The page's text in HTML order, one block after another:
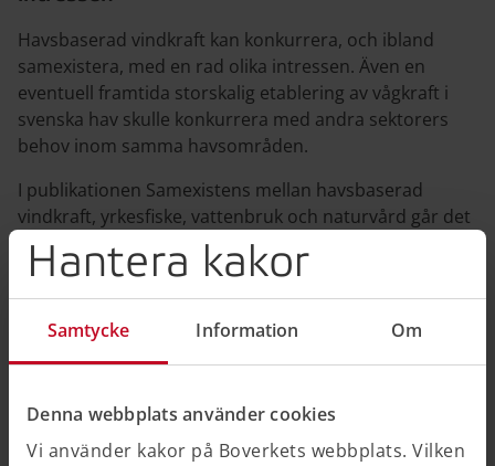
Hantera kakor
Samtycke Information Om
Denna webbplats använder cookies
Vi använder kakor på Boverkets webbplats. Vilken
Havsbaserad vindkraft kan konkurrera, och ibland
samexistera, med en rad olika intressen. Även en
eventuell framtida storskalig etablering av vågkraft i
svenska hav skulle konkurrera med andra sektorers
behov inom samma havsområden.
I publikationen Samexistens mellan havsbaserad
vindkraft, yrkesfiske, vattenbruk och naturvård går det
att läsa om samexistens mellan olika intresseområden.
vattenmyndighetens webbplats)
Naturvård